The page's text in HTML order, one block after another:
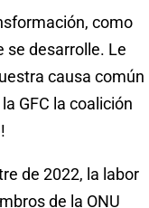
como
se desarrolle. Le
causa común
GFC la coalición
de 2022, la labor
de la ONU